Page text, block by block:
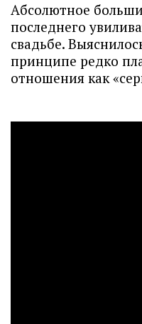
Абсолютное
последнего
свадьбе.
принципе редко
отношения как